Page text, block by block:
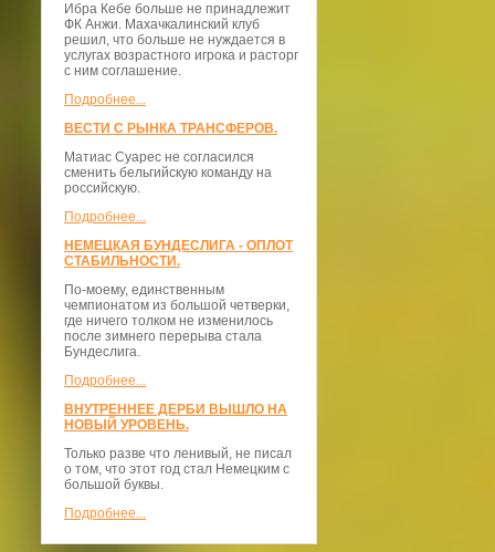
Ибра Кебе больше не принадлежит
ФК Анжи. Махачкалинский клуб
решил, что больше не нуждается в
услугах возрастного игрока и расторг
с ним соглашение.
Подробнее...
ВЕСТИ С РЫНКА ТРАНСФЕРОВ.
Матиас Суарес не согласился
сменить бельгийскую команду на
российскую.
Подробнее...
НЕМЕЦКАЯ БУНДЕСЛИГА - ОПЛОТ
СТАБИЛЬНОСТИ.
По-моему, единственным
чемпионатом из большой четверки,
где ничего толком не изменилось
после зимнего перерыва стала
Бундеслига.
Подробнее...
ВНУТРЕННЕЕ ДЕРБИ ВЫШЛО НА
НОВЫЙ УРОВЕНЬ.
Только разве что ленивый, не писал
о том, что этот год стал Немецким с
большой буквы.
Подробнее...